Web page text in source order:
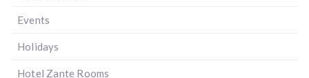
Events
Holidays
Hotel Zante Rooms